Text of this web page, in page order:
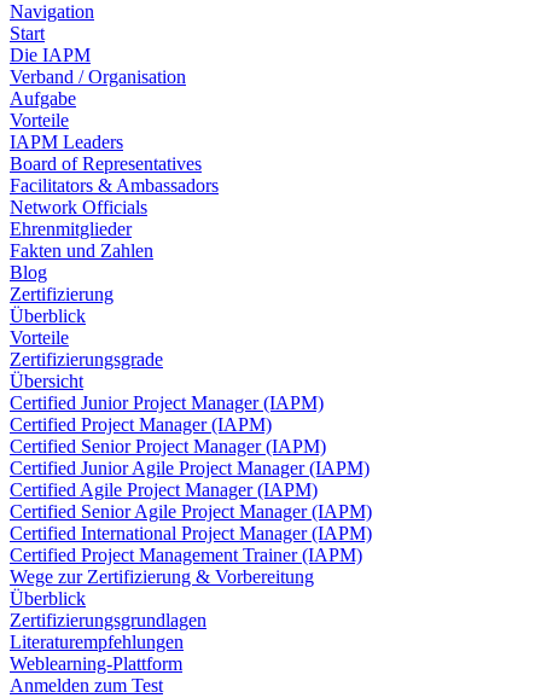
Navigation
Start
Die IAPM
Verband / Organisation
Aufgabe
Vorteile
IAPM Leaders
Board of Representatives
Facilitators & Ambassadors
Network Officials
Ehrenmitglieder
Fakten und Zahlen
Blog
Zertifizierung
Überblick
Vorteile
Zertifizierungsgrade
Übersicht
Certified Junior Project Manager (IAPM)
Certified Project Manager (IAPM)
Certified Senior Project Manager (IAPM)
Certified Junior Agile Project Manager (IAPM)
Certified Agile Project Manager (IAPM)
Certified Senior Agile Project Manager (IAPM)
Certified International Project Manager (IAPM)
Certified Project Management Trainer (IAPM)
Wege zur Zertifizierung & Vorbereitung
Überblick
Zertifizierungsgrundlagen
Literaturempfehlungen
Weblearning-Plattform
Anmelden zum Test